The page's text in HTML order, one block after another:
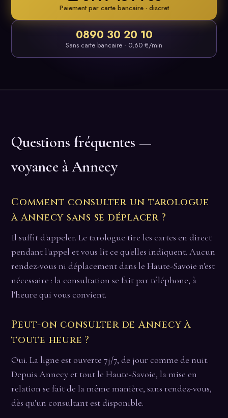
Paiement par carte bancaire · discret
0890 30 20 10
Sans carte bancaire · 0,60 €/min
Questions fréquentes —
voyance à Annecy
Comment consulter un tarologue
à Annecy sans se déplacer ?
Il suffit d'appeler. Le tarologue tire les cartes en direct
pendant l'appel et vous lit ce qu'elles indiquent. Aucun
rendez-vous ni déplacement dans le Haute-Savoie n'est
nécessaire : la consultation se fait par téléphone, à
l'heure qui vous convient.
Peut-on consulter de Annecy à
toute heure ?
Oui. La ligne est ouverte 7j/7, de jour comme de nuit.
Depuis Annecy et tout le Haute-Savoie, la mise en
relation se fait de la même manière, sans rendez-vous,
dès qu'un consultant est disponible.